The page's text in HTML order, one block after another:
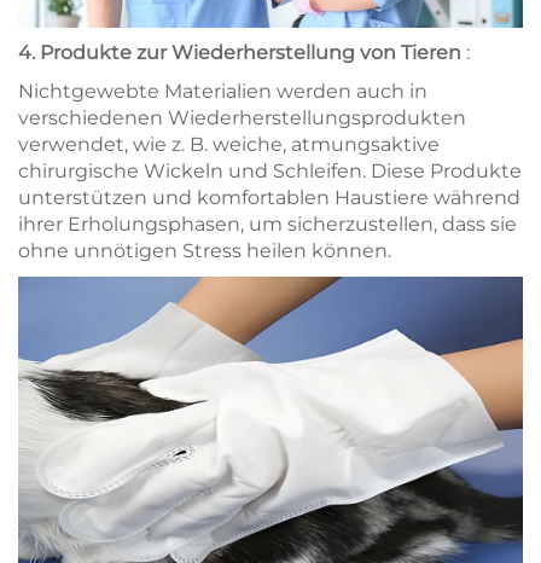
4. Produkte zur Wiederherstellung von Tieren :
Nichtgewebte Materialien werden auch in
verschiedenen Wiederherstellungsprodukten
verwendet, wie z. B. weiche, atmungsaktive
chirurgische Wickeln und Schleifen. Diese Produkte
unterstützen und komfortablen Haustiere während
ihrer Erholungsphasen, um sicherzustellen, dass sie
ohne unnötigen Stress heilen können.